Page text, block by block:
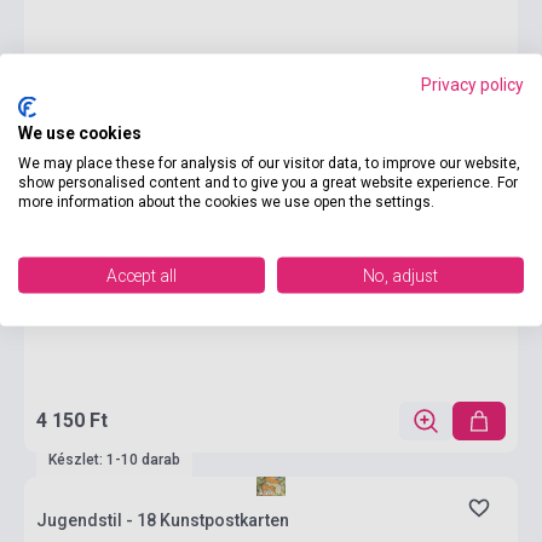
4 150 Ft
Készlet: 1-10 darab
Jugendstil - 18 Kunstpostkarten
Privacy policy
We use cookies
We may place these for analysis of our visitor data, to improve our website,
show personalised content and to give you a great website experience. For
more information about the cookies we use open the settings.
Accept all No, adjust